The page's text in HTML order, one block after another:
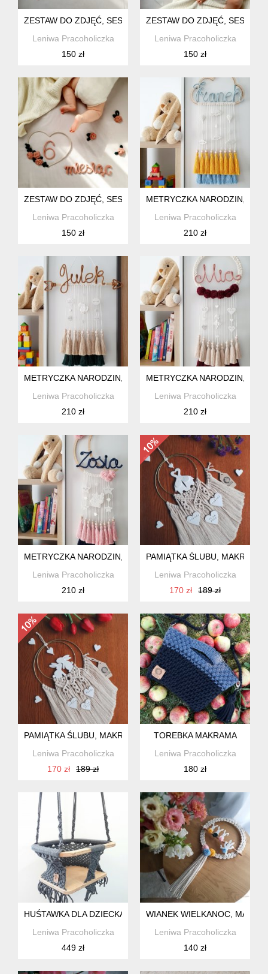
ZESTAW DO ZDJĘĆ, SESJI PIERWSZY ROK ŻYCIA CUKIEREK
Leniwa Pracoholiczka
150 zł
ZESTAW DO ZDJĘĆ, SESJI
Leniwa Pracoholiczka
150 zł
ZESTAW DO ZDJĘĆ, SESJI PIERWSZY ROK ŻYCIA SERCE
Leniwa Pracoholiczka
150 zł
METRYCZKA NARODZIN,
Leniwa Pracoholiczka
210 zł
METRYCZKA NARODZIN, MAKRAMA STRZAŁKA
Leniwa Pracoholiczka
210 zł
METRYCZKA NARODZIN,
Leniwa Pracoholiczka
210 zł
METRYCZKA NARODZIN, MAKRAMA KSIĘŻYC
Leniwa Pracoholiczka
210 zł
PAMIĄTKA ŚLUBU, MAKRAMA
Leniwa Pracoholiczka
170 zł
189 zł
PAMIĄTKA ŚLUBU, MAKRAMA Z KRÓLICZKAMI
Leniwa Pracoholiczka
170 zł
189 zł
TOREBKA MAKRAMA
Leniwa Pracoholiczka
180 zł
HUŚTAWKA DLA DZIECKA, WZÓR NR 3, MAKRAMA
Leniwa Pracoholiczka
449 zł
WIANEK WIELKANOC,
Leniwa Pracoholiczka
140 zł